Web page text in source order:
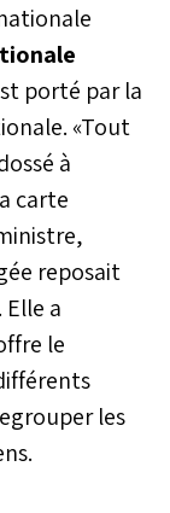
à la
et
porté par la
«Tout
à
carte
reposait
a
le
les